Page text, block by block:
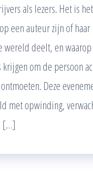
als lezers. Het is het
een auteur zijn of haar
wereld deelt, en waarop
krijgen om de persoon
Deze
met opwinding,
[…]